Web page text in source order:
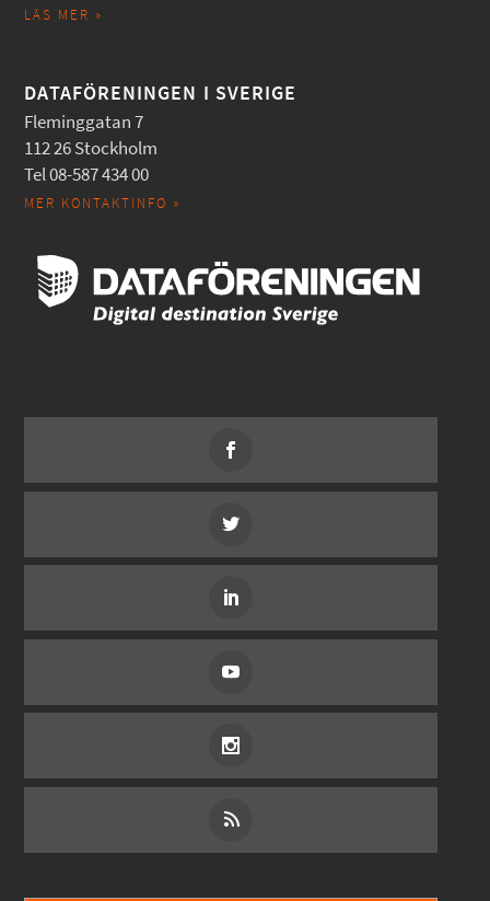
LÄS MER »
DATAFÖRENINGEN I SVERIGE
Fleminggatan 7
112 26 Stockholm
Tel 08-587 434 00
MER KONTAKTINFO »